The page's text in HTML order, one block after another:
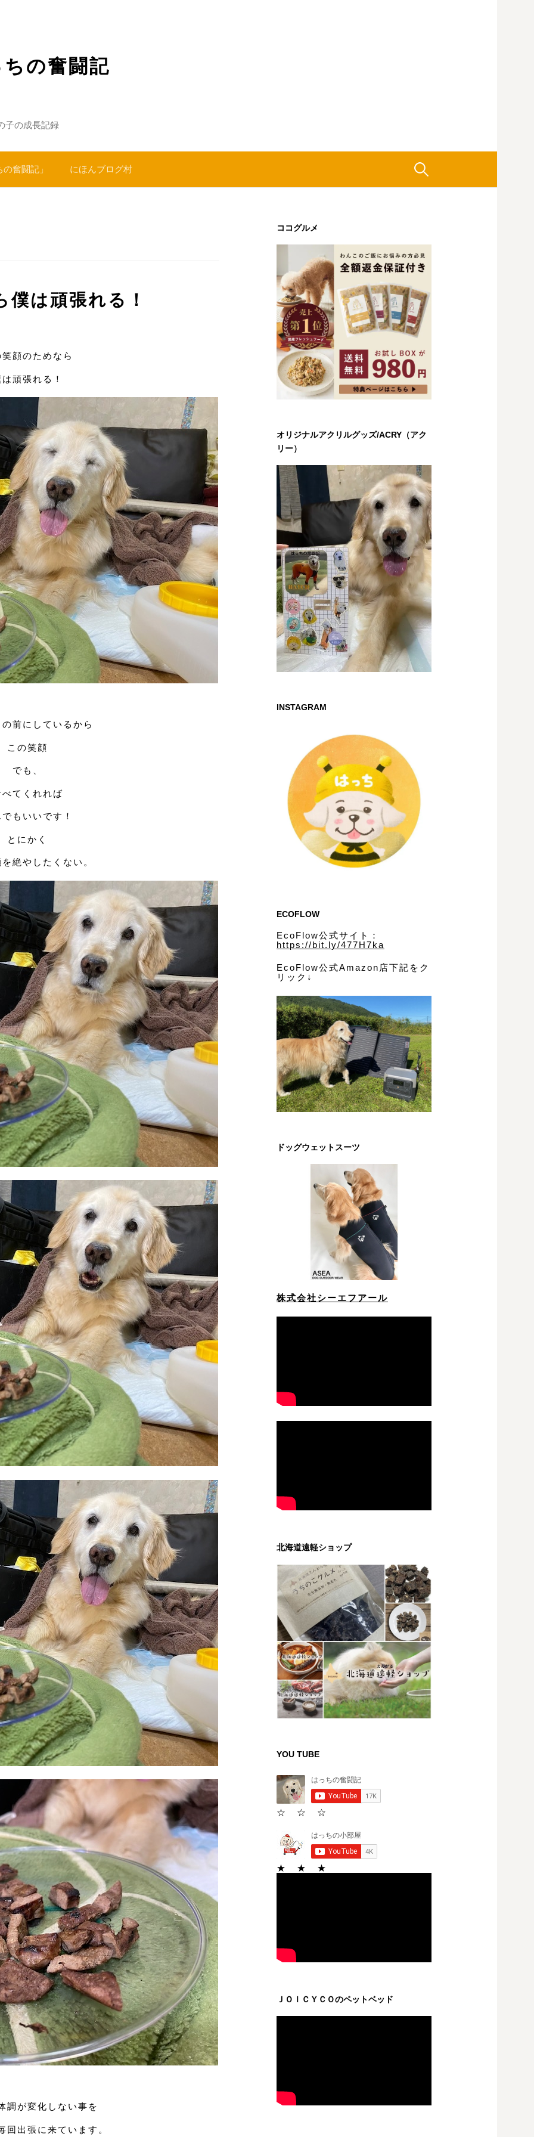
の奮闘記
子の成長記録
奮闘記」 にほんブログ村 検
は頑張れる！
顔のためなら
頑張れる！
前にしているから
この笑顔
でも、
べてくれれば
もいいです！
とにかく
絶やしたくない。
調が変化しない事を
回出張に来ています。
ココグルメ
オリジナルアクリルグッズ/ACRY（アク
リー）
INSTAGRAM
ECOFLOW
EcoFlow公式サイト：
https://bit.ly/477H7ka
EcoFlow公式Amazon店下記をク
リック↓
ドッグウェットスーツ
株式会社シーエフアール
北海道遠軽ショップ
YOU TUBE
☆ ☆ ☆
★ ★ ★
ＪＯＩＣＹＣＯのペットベッド